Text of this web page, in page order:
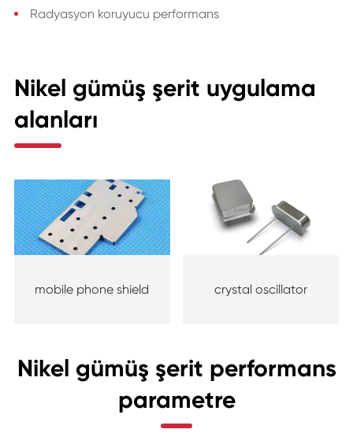
Radyasyon koruyucu performans
Nikel gümüş şerit uygulama
alanları
mobile phone shield crystal oscillator
Nikel gümüş şerit performans
parametre